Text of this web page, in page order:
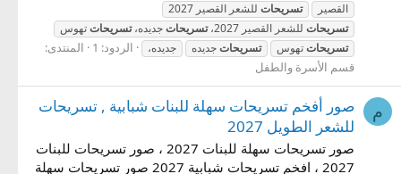
القصير
تسريحات للشعر القصير 2027
تسريحات للشعر القصير 2027، تسريحاتجديده،تسريحاتتهوس
تسريحاتتهوس تسريحاتجديده جديده، الردود: 1
المنتدى:
قسم الأسرة والطفل
م
صور أفخم تسريحات سهلة للبنات شبابية , تسريحات
للشعر الطويل 2027
صور تسريحات سهلة للبنات 2027 ، صور تسريحات للبنات
2027 ، افخم تسريحات شبابية 2027 صور تسريحات سهلة